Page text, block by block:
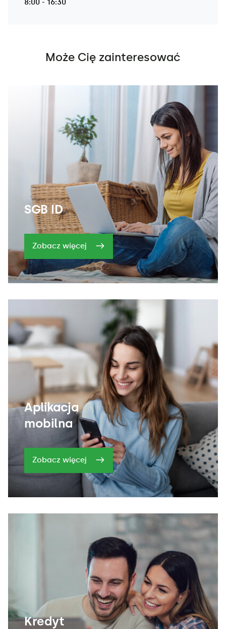
8:00 - 16:30
Może Cię zainteresować
SGB ID
Zobacz więcej
Aplikacja
mobilna
Zobacz więcej
Kredyt